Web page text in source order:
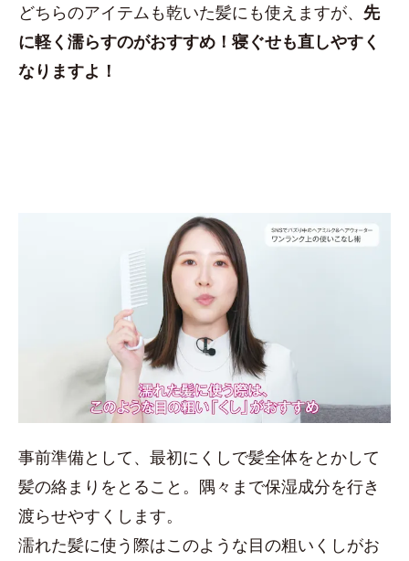
どちらのアイテムも乾いた髪にも使えますが、 先
に軽く濡らすのがおすすめ！寝ぐせも直しやすく
なりますよ！
事前準備として、最初にくしで髪全体をとかして
髪の絡まりをとること。隅々まで保湿成分を行き
渡らせやすくします。
濡れた髪に使う際はこのような目の粗いくしがお